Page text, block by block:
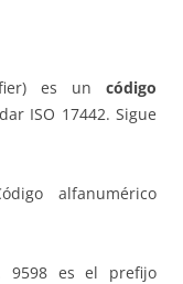
es un código
ISO 17442. Sigue
alfanumérico
9598 es el prefijo